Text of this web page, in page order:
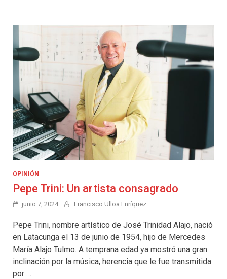
OPINIÓN
Pepe Trini: Un artista consagrado
junio 7, 2024 Francisco Ulloa Enríquez
Pepe Trini, nombre artístico de José Trinidad Alajo, nació
en Latacunga el 13 de junio de 1954, hijo de Mercedes
María Alajo Tulmo. A temprana edad ya mostró una gran
inclinación por la música, herencia que le fue transmitida
por …